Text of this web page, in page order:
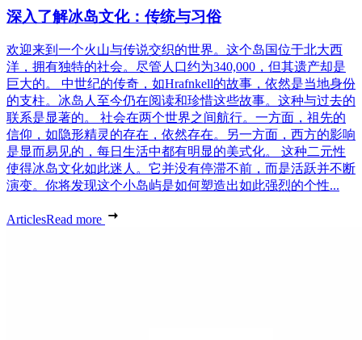
深入了解冰岛文化：传统与习俗
欢迎来到一个火山与传说交织的世界。这个岛国位于北大西
洋，拥有独特的社会。尽管人口约为340,000，但其遗产却是
巨大的。 中世纪的传奇，如Hrafnkell的故事，依然是当地身份
的支柱。冰岛人至今仍在阅读和珍惜这些故事。这种与过去的
联系是显著的。 社会在两个世界之间航行。一方面，祖先的
信仰，如隐形精灵的存在，依然存在。另一方面，西方的影响
是显而易见的，每日生活中都有明显的美式化。 这种二元性
使得冰岛文化如此迷人。它并没有停滞不前，而是活跃并不断
演变。你将发现这个小岛屿是如何塑造出如此强烈的个性...
ArticlesRead more